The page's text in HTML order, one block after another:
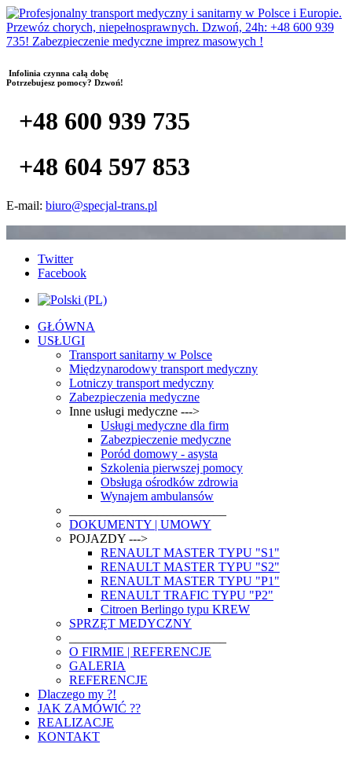
Infolinia czynna całą dobę
Potrzebujesz pomocy? Dzwoń!
+48 600 939 735
+48 604 597 853
E-mail: biuro@specjal-trans.pl
Twitter
Facebook
GŁÓWNA
USŁUGI
Transport sanitarny w Polsce
Międzynarodowy transport medyczny
Lotniczy transport medyczny
Zabezpieczenia medyczne
Inne usługi medyczne --->
Usługi medyczne dla firm
Zabezpieczenie medyczne
Poród domowy - asysta
Szkolenia pierwszej pomocy
Obsługa ośrodków zdrowia
Wynajem ambulansów
DOKUMENTY | UMOWY
POJAZDY --->
RENAULT MASTER TYPU "S1"
RENAULT MASTER TYPU "S2"
RENAULT MASTER TYPU "P1"
RENAULT TRAFIC TYPU "P2"
Citroen Berlingo typu KREW
SPRZĘT MEDYCZNY
O FIRMIE | REFERENCJE
GALERIA
REFERENCJE
Dlaczego my ?!
JAK ZAMÓWIĆ ??
REALIZACJE
KONTAKT